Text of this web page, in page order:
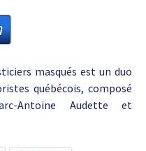
masqués est un duo
québécois, composé
Antoine Audette et